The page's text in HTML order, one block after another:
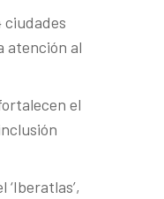
ciudades
atención al
el